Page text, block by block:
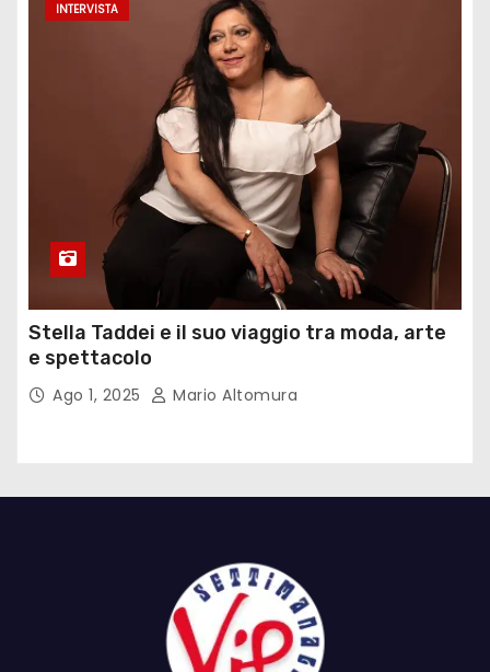
INTERVISTA
Stella Taddei e il suo viaggio tra moda, arte
e spettacolo
Ago 1, 2025 Mario Altomura